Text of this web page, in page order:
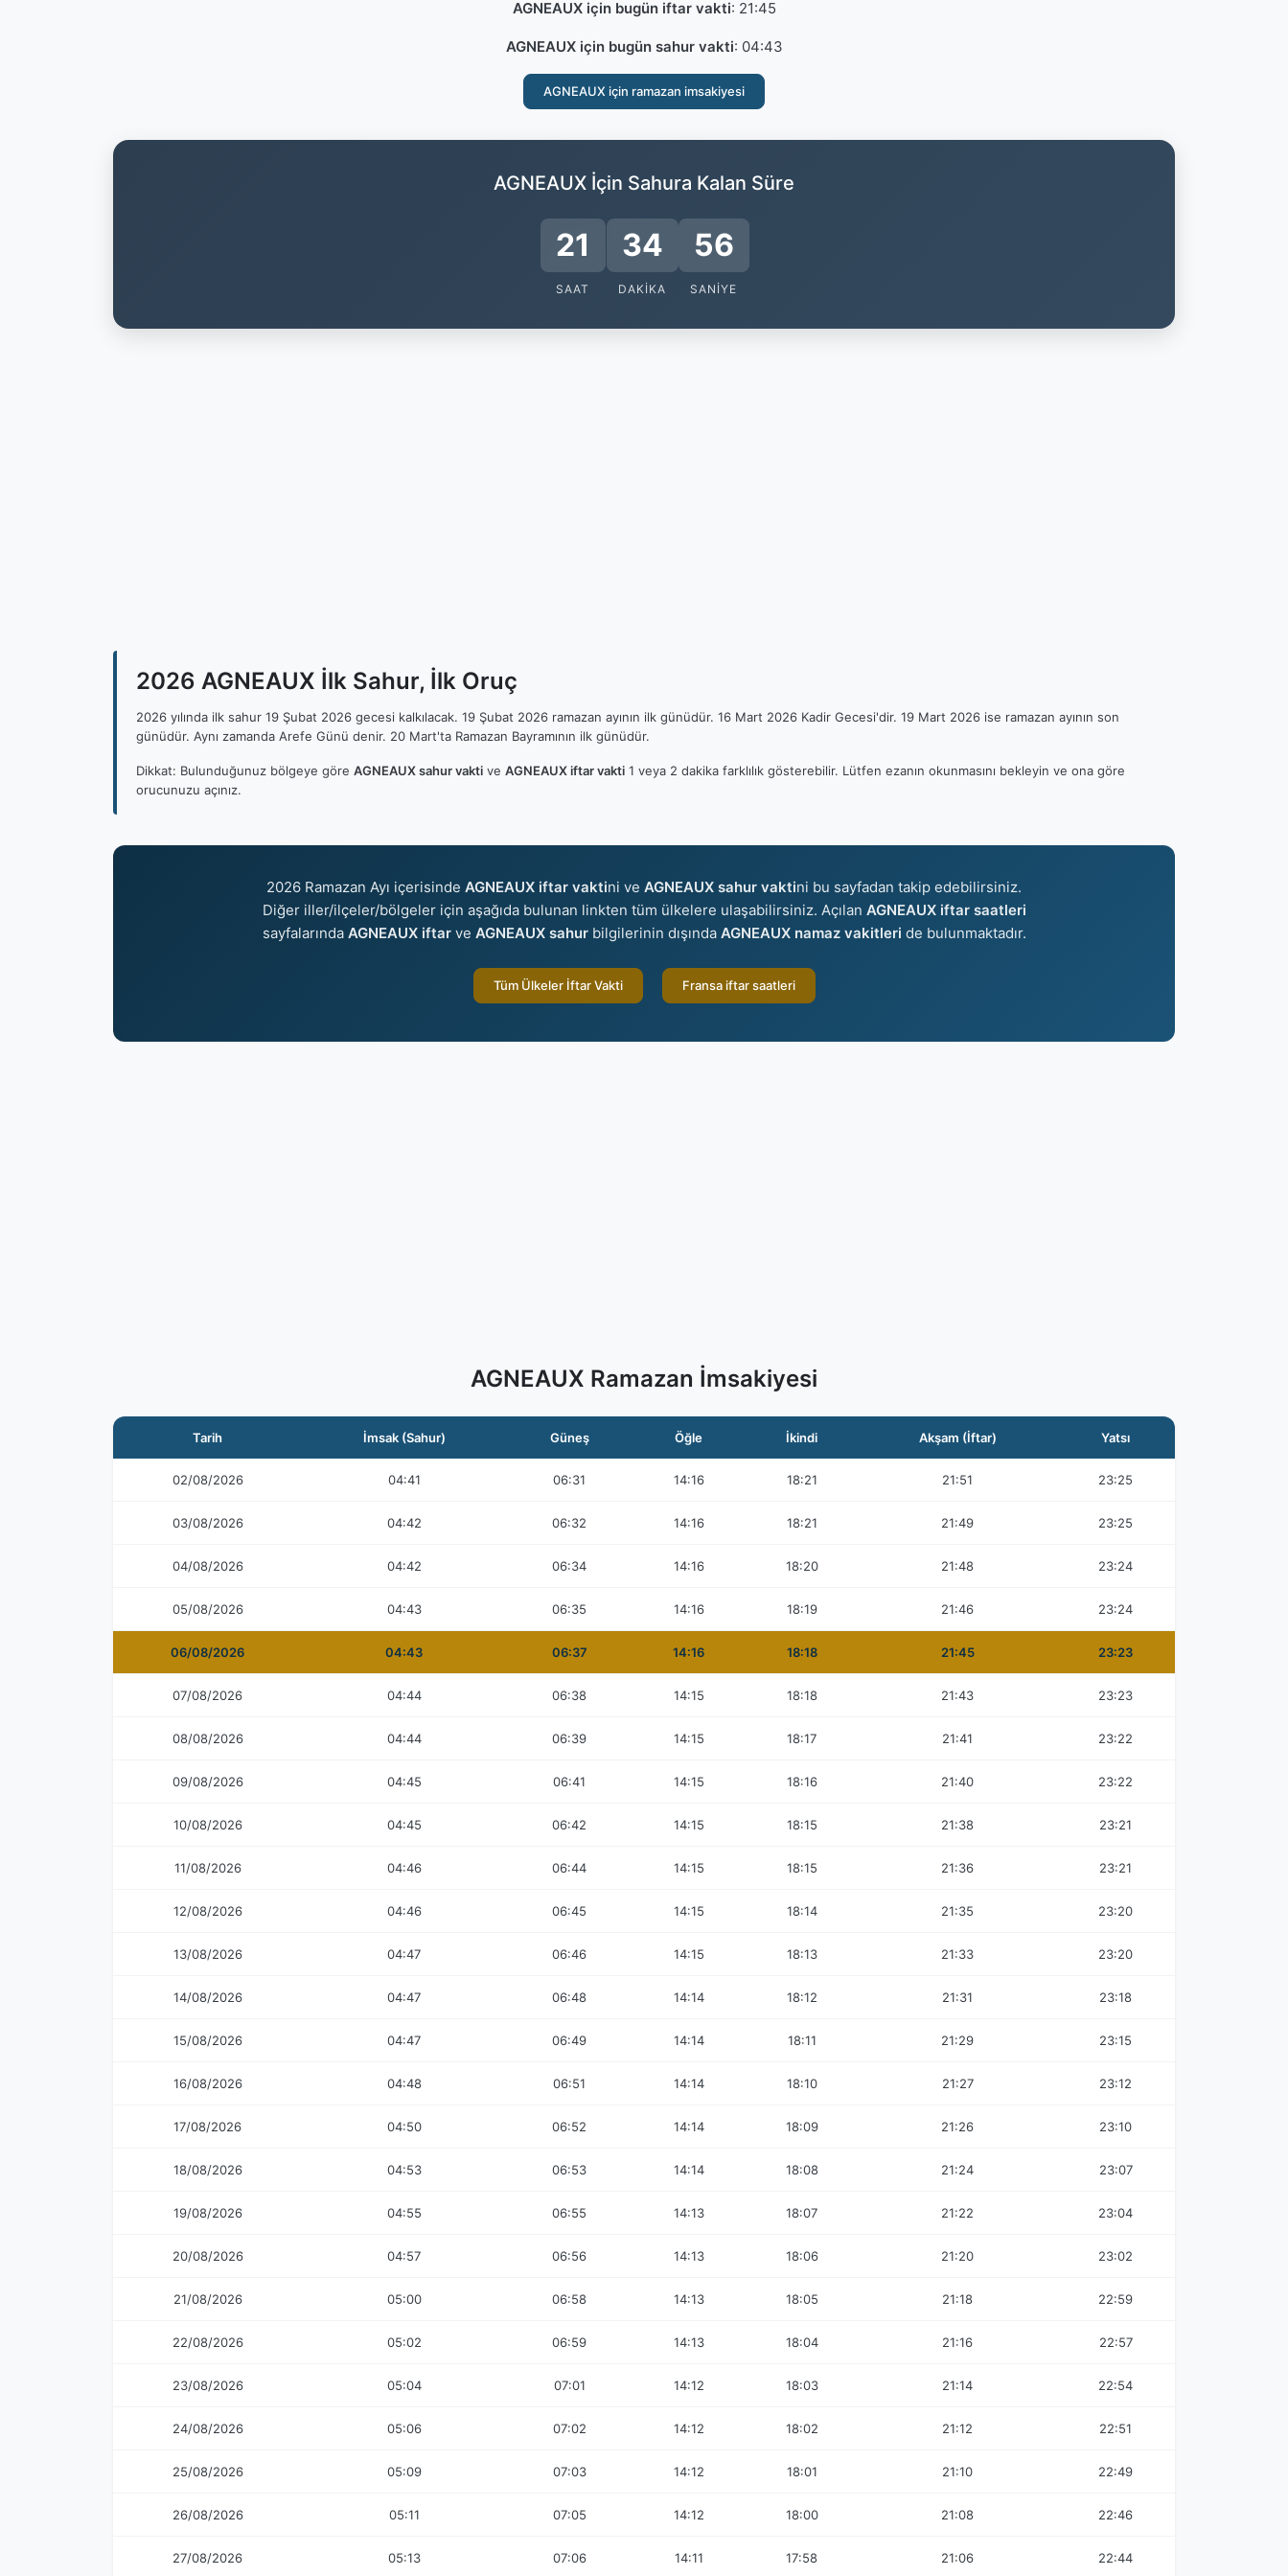
AGNEAUX için bugün iftar vakti: 21:45
AGNEAUX için bugün sahur vakti: 04:43
AGNEAUX için ramazan imsakiyesi
AGNEAUX İçin Sahura Kalan Süre
21
SAAT
34
DAKIKA
55
SANIYE
2026 AGNEAUX İlk Sahur, İlk Oruç
2026 yılında ilk sahur 19 Şubat 2026 gecesi kalkılacak. 19 Şubat 2026 ramazan ayının ilk günüdür. 16 Mart 2026 Kadir Gecesi'dir. 19 Mart 2026 ise ramazan ayının son
günüdür. Aynı zamanda Arefe Günü denir. 20 Mart'ta Ramazan Bayramının ilk günüdür.
Dikkat: Bulunduğunuz bölgeye göre AGNEAUX sahur vakti ve AGNEAUX iftar vakti 1 veya 2 dakika farklılık gösterebilir. Lütfen ezanın okunmasını bekleyin ve ona göre
orucunuzu açınız.
2026 Ramazan Ayı içerisinde AGNEAUX iftar vaktini ve AGNEAUX sahur vaktini bu sayfadan takip edebilirsiniz.
Diğer iller/ilçeler/bölgeler için aşağıda bulunan linkten tüm ülkelere ulaşabilirsiniz. Açılan AGNEAUX iftar saatleri
sayfalarında AGNEAUX iftarve AGNEAUX sahurbilgilerinin dışında AGNEAUX namaz vakitleri de bulunmaktadır.
Tüm Ülkeler İftar Vakti Fransa iftar saatleri
AGNEAUX Ramazan İmsakiyesi
Tarih İmsak (Sahur) Güneş Öğle İkindi Akşam (İftar) Yatsı
02/08/2026 04:41 06:31 14:16 18:21 21:51 23:25
03/08/2026 04:42 06:32 14:16 18:21 21:49 23:25
04/08/2026 04:42 06:34 14:16 18:20 21:48 23:24
05/08/2026 04:43 06:35 14:16 18:19 21:46 23:24
06/08/2026 04:43 06:37 14:16 18:18 21:45 23:23
07/08/2026 04:44 06:38 14:15 18:18 21:43 23:23
08/08/2026 04:44 06:39 14:15 18:17 21:41 23:22
09/08/2026 04:45 06:41 14:15 18:16 21:40 23:22
10/08/2026 04:45 06:42 14:15 18:15 21:38 23:21
11/08/2026 04:46 06:44 14:15 18:15 21:36 23:21
12/08/2026 04:46 06:45 14:15 18:14 21:35 23:20
13/08/2026 04:47 06:46 14:15 18:13 21:33 23:20
14/08/2026 04:47 06:48 14:14 18:12 21:31 23:18
15/08/2026 04:47 06:49 14:14 18:11 21:29 23:15
16/08/2026 04:48 06:51 14:14 18:10 21:27 23:12
17/08/2026 04:50 06:52 14:14 18:09 21:26 23:10
18/08/2026 04:53 06:53 14:14 18:08 21:24 23:07
19/08/2026 04:55 06:55 14:13 18:07 21:22 23:04
20/08/2026 04:57 06:56 14:13 18:06 21:20 23:02
21/08/2026 05:00 06:58 14:13 18:05 21:18 22:59
22/08/2026 05:02 06:59 14:13 18:04 21:16 22:57
23/08/2026 05:04 07:01 14:12 18:03 21:14 22:54
24/08/2026 05:06 07:02 14:12 18:02 21:12 22:51
25/08/2026 05:09 07:03 14:12 18:01 21:10 22:49
26/08/2026 05:11 07:05 14:12 18:00 21:08 22:46
27/08/2026 05:13 07:06 14:11 17:58 21:06 22:44